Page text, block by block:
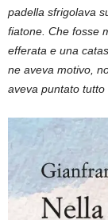
padella sfrigolava
fiatone. Che fosse
efferata e una
ne aveva motivo,
aveva puntato tutto